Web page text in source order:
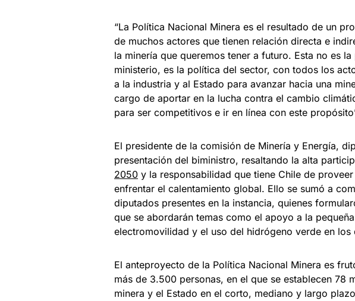
“La Política Nacional Minera es el resultado de un
de muchos actores que tienen relación directa e
la minería que queremos tener a futuro. Esta no es
ministerio, es la política del sector, con todos los
a la industria y al Estado para avanzar hacia una
cargo de aportar en la lucha contra el cambio
para ser competitivos e ir en línea con este
El presidente de la comisión de Minería y Energía,
presentación del biministro, resaltando la alta
2050 y la responsabilidad que tiene Chile de
enfrentar el calentamiento global. Ello se sumó a
diputados presentes en la instancia, quienes
que se abordarán temas como el apoyo a la
electromovilidad y el uso del hidrógeno verde en los
El anteproyecto de la Política Nacional Minera es
más de 3.500 personas, en el que se establecen 78
minera y el Estado en el corto, mediano y largo